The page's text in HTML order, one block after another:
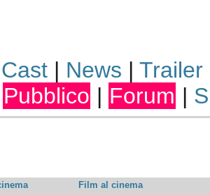
Cast| News | Trailer
Pubblico | Forum |
Film al cinema